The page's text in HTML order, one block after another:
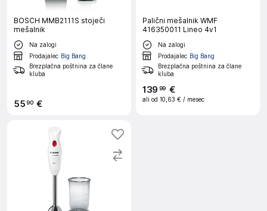
BOSCH MMB2111S stoječi
mešalnik
Na zalogi
Prodajalec Big Bang
Brezplačna poštnina za člane
kluba
5590 €
Palični mešalnik WMF
416350011 Lineo 4v1
Na zalogi
Prodajalec Big Bang
Brezplačna poštnina za člane
kluba
139 99 €
ali od 10,63 € / mesec